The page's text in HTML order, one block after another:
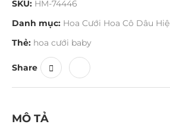
SKU: HM-74446
Danh mục: Hoa Cưới Hoa Cô Dâu
Thẻ: hoa cưới baby
Share
MÔ TẢ